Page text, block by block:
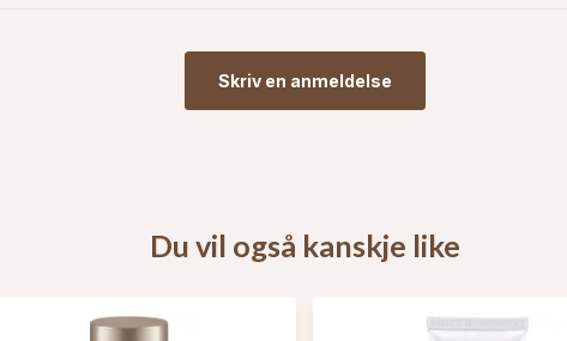
Skriv en anmeldelse
Du vil også kanskje like